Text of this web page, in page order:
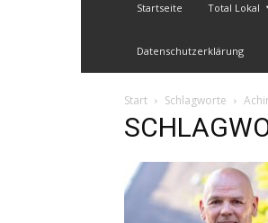
Startseite Total Lokal
Datenschutzerklärung
Start Schlagworte